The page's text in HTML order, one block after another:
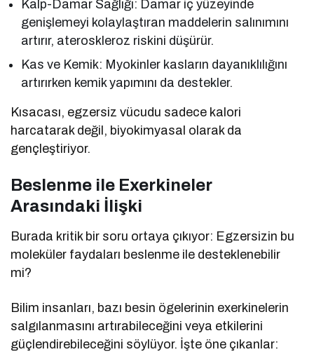
Kalp-Damar Sağlığı: Damar iç yüzeyinde
genişlemeyi kolaylaştıran maddelerin salınımını
artırır, ateroskleroz riskini düşürür.
Kas ve Kemik: Myokinler kasların dayanıklılığını
artırırken kemik yapımını da destekler.
Kısacası, egzersiz vücudu sadece kalori
harcatarak değil, biyokimyasal olarak da
gençleştiriyor.
Beslenme ile Exerkineler
Arasındaki İlişki
Burada kritik bir soru ortaya çıkıyor: Egzersizin bu
moleküler faydaları beslenme ile desteklenebilir
mi?
Bilim insanları, bazı besin ögelerinin exerkinelerin
salgılanmasını artırabileceğini veya etkilerini
güçlendirebileceğini söylüyor. İşte öne çıkanlar: